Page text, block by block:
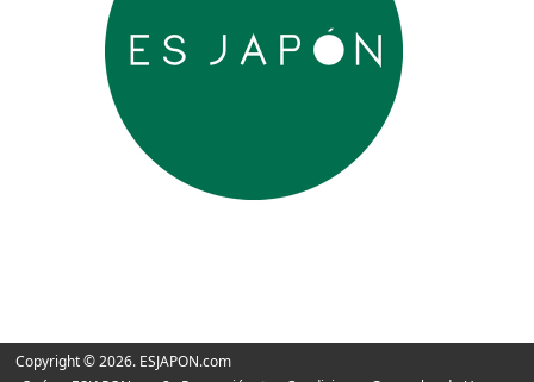
Copyright © 2026. ESJAPON.com